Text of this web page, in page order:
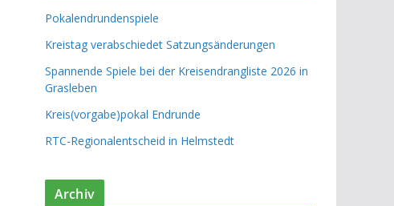
Pokalendrundenspiele
Kreistag verabschiedet Satzungsänderungen
Spannende Spiele bei der Kreisendrangliste 2026 in
Grasleben
Kreis(vorgabe)pokal Endrunde
RTC-Regionalentscheid in Helmstedt
Archiv